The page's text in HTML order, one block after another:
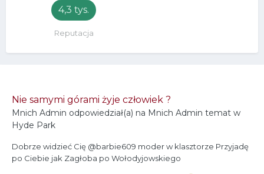
4,3 tys.
Reputacja
Nie samymi górami żyje człowiek ?
Mnich Admin odpowiedział(a) na Mnich Admin temat w
Hyde Park
Dobrze widzieć Cię @barbie609 moder w klasztorze Przyjadę
po Ciebie jak Zagłoba po Wołodyjowskiego